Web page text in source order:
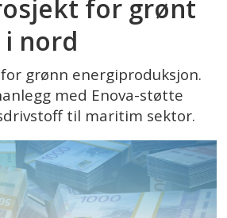
for grønt
nord
grønn energiproduksjon.
med Enova-støtte
til maritim sektor.